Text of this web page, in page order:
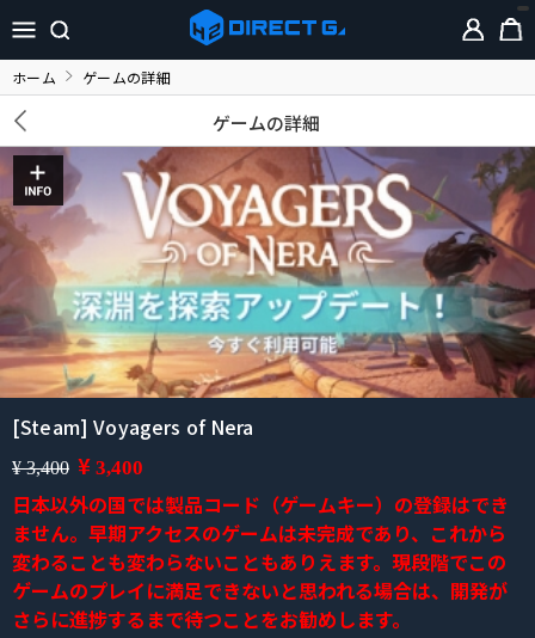
ホーム ゲームの詳細
ゲームの詳細
[Steam] Voyagers of Nera
¥ 3,400 ¥ 3,400
日本以外の国では製品コード（ゲームキー）の登録はでき
ません。早期アクセスのゲームは未完成であり、これから
変わることも変わらないこともありえます。現段階でこの
ゲームのプレイに満足できないと思われる場合は、開発が
さらに進捗するまで待つことをお勧めします。